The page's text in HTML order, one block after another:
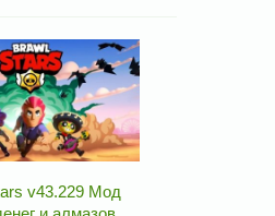
v43.229 Мод